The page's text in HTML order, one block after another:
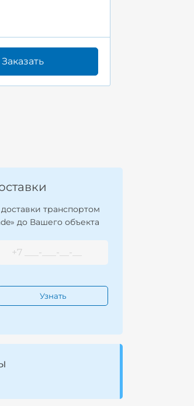
Заказать
транспортом
до Вашего объекта